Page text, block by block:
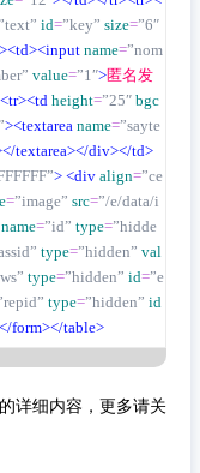
id=”key” size=”6″
name=”nom
value=”1″>匿名发
height=”25″ bgc
><textarea name=”sayte
textarea></div></td>
> <div align=”ce
=”image” src=”/e/data/i
name=”id” type=”hidde
type=”hidden” val
type=”hidden” id=”e
type=”hidden” id
form></table>
详细内容，更多请关